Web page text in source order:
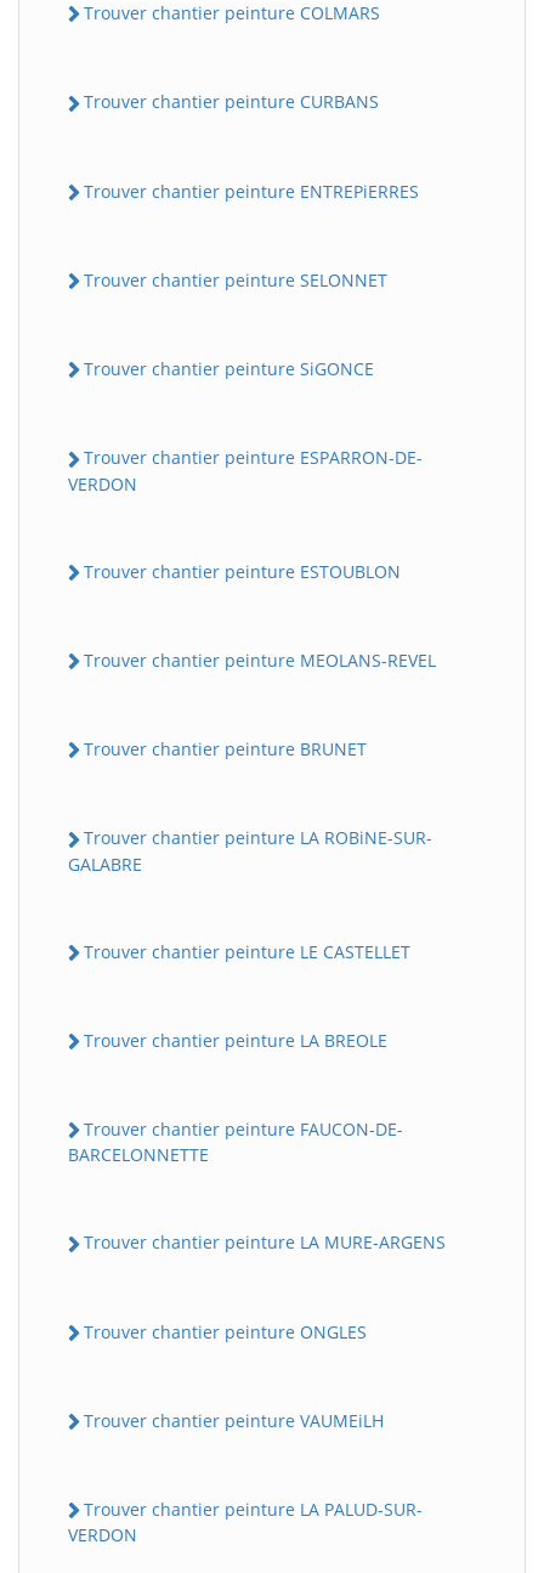
Trouver chantier peinture COLMARS
Trouver chantier peinture CURBANS
Trouver chantier peinture ENTREPiERRES
Trouver chantier peinture SELONNET
Trouver chantier peinture SiGONCE
Trouver chantier peinture ESPARRON-DE-
VERDON
Trouver chantier peinture ESTOUBLON
Trouver chantier peinture MEOLANS-REVEL
Trouver chantier peinture BRUNET
Trouver chantier peinture LA ROBiNE-SUR-
GALABRE
Trouver chantier peinture LE CASTELLET
Trouver chantier peinture LA BREOLE
Trouver chantier peinture FAUCON-DE-
BARCELONNETTE
Trouver chantier peinture LA MURE-ARGENS
Trouver chantier peinture ONGLES
Trouver chantier peinture VAUMEiLH
Trouver chantier peinture LA PALUD-SUR-
VERDON